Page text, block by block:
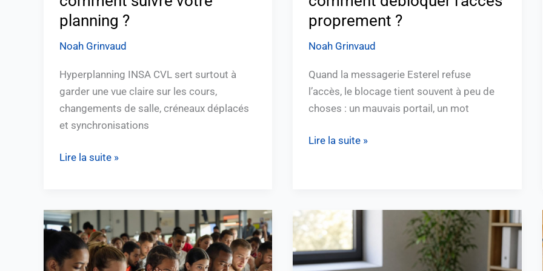
planning ?
Noah Grinvaud
Hyperplanning INSA CVL sert surtout à
garder une vue claire sur les cours,
changements de salle, créneaux déplacés
et synchronisations
Lire la suite »
proprement ?
Noah Grinvaud
Quand la messagerie Esterel refuse
l’accès, le blocage tient souvent à peu de
choses : un mauvais portail, un mot
Lire la suite »
Esterelle
Aix-
Marseille
Codes
Cyclades
perdus